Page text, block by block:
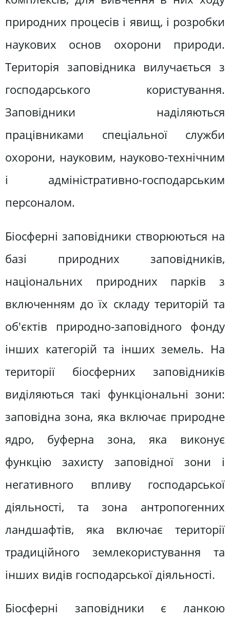
природних процесів і явищ, і розробки
наукових основ охорони природи.
Територія заповідника вилучається з
господарського користування.
Заповідники наділяються
працівниками спеціальної служби
охорони, науковим, науково-технічним
і адміністративно-господарським
персоналом.
Біосферні заповідники створюються на
базі природних заповідників,
національних природних парків з
включенням до їх складу територій та
об'єктів природно-заповідного фонду
інших категорій та інших земель. На
території біосферних заповідників
виділяються такі функціональні зони:
заповідна зона, яка включає природне
ядро, буферна зона, яка виконує
функцію захисту заповідної зони і
негативного впливу господарської
діяльності, та зона антропогенних
ландшафтів, яка включає території
традиційного землекористування та
інших видів господарської діяльності.
Біосферні заповідники є ланкою